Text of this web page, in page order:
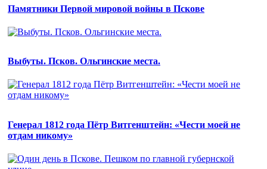
Памятники Первой мировой войны в Пскове
Выбуты. Псков. Ольгинские места.
Генерал 1812 года Пётр Витгенштейн: «Чести моей не
отдам никому»